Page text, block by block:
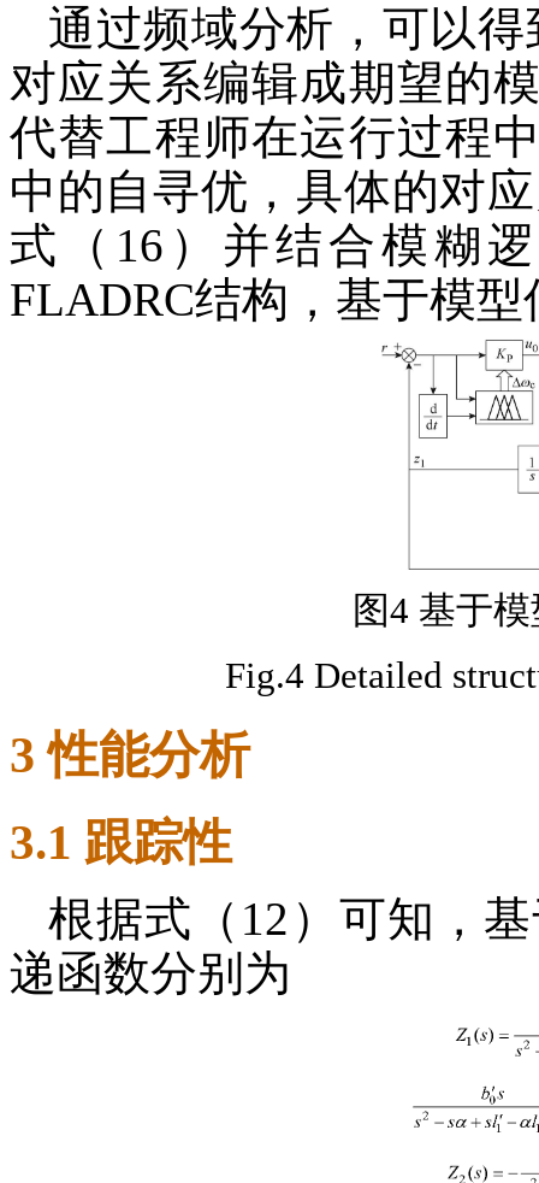
通过频域分析，可以得
对应关系编辑成期望的
代替工程师在运行过程
中的自寻优，具体的对
式（16）并结合模糊
FLADRC结构，基于模
图4 基于
Fig.4 Detailed
3 性能分析
3.1 跟踪性
根据式（12）可知，
递函数分别为